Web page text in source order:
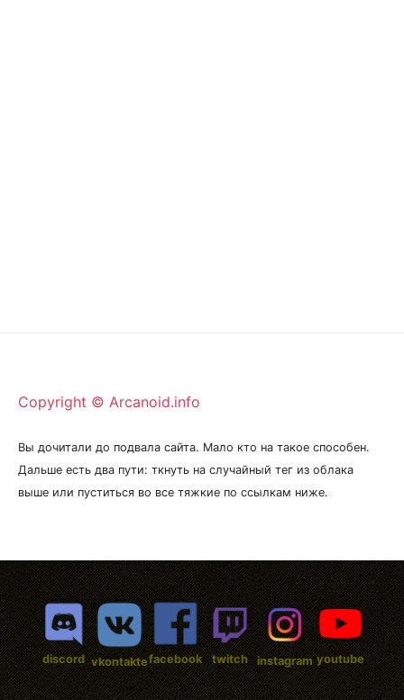
Copyright © Arcanoid.info
Вы дочитали до подвала сайта. Мало кто на такое способен.
Дальше есть два пути: ткнуть на случайный тег из облака
выше или пуститься во все тяжкие по ссылкам ниже.
discord vkontaktefacebook twitch instagram youtube